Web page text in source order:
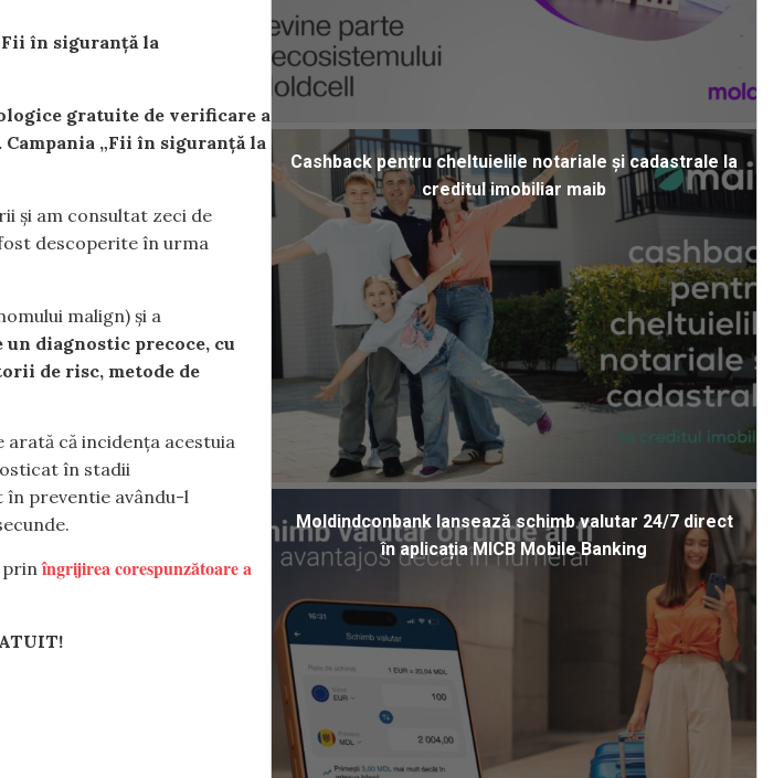
în siguranță la
gratuite de verificare a
„Fii în siguranță la
și am consultat zeci de
descoperite în urma
malign) și a
un diagnostic precoce, cu
de risc, metode de
arată că incidența acestuia
în stadii
preventie avându-l
prinîngrijirea corespunzătoare a
Cashback pentru cheltuielile notariale și cadastrale la
creditul imobiliar maib
Moldindconbank lansează schimb valutar 24/7 direct
în aplicația MICB Mobile Banking